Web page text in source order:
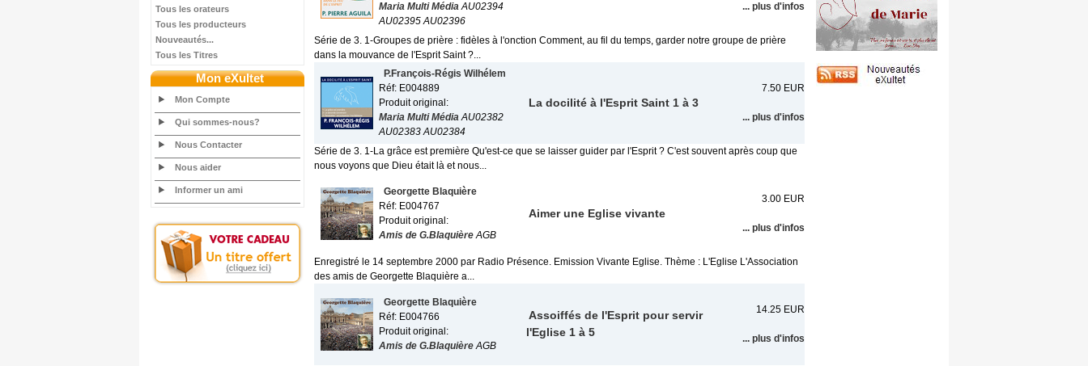
Tous les orateurs
Tous les producteurs
Nouveautés...
Tous les Titres
Mon eXultet
Mon Compte
Qui sommes-nous?
Nous Contacter
Nous aider
Informer un ami
Maria Multi MédiaAU02394
AU02395 AU02396
... plus d'infos
Série de 3. 1-Groupes de prière : fidèles à l'onction Comment, au fil du temps, garder notre groupe de prière
dans la mouvance de l'Esprit Saint ?...
P.François-Régis Wilhélem
Réf: E004889
Produit original:
Maria Multi MédiaAU02382
AU02383 AU02384
La docilité à l'Esprit Saint 1 à 3
7.50 EUR
... plus d'infos
Série de 3. 1-La grâce est première Qu'est-ce que se laisser guider par l'Esprit ? C'est souvent après coup que
nous voyons que Dieu était là et nous...
Georgette Blaquière
Réf: E004767
Produit original:
Amis de G.BlaquièreAGB
Aimer une Eglise vivante
3.00 EUR
... plus d'infos
Enregistré le 14 septembre 2000 par Radio Présence. Emission Vivante Eglise. Thème : L'Eglise L'Association
des amis de Georgette Blaquière a...
Georgette Blaquière
Réf: E004766
Produit original:
Amis de G.BlaquièreAGB
Assoiffés de l'Esprit pour servir
l'Eglise 1 à 5
14.25 EUR
... plus d'infos